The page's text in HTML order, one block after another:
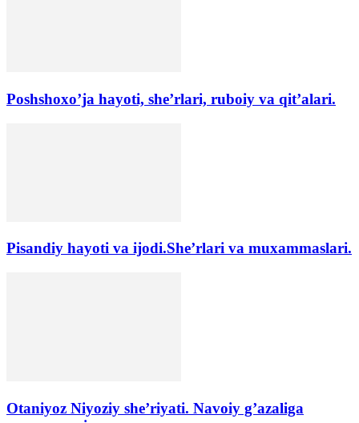
Poshshoxo’ja hayoti, she’rlari, ruboiy va qit’alari.
Pisandiy hayoti va ijodi.She’rlari va muxammaslari.
Otaniyoz Niyoziy she’riyati. Navoiy g’azaliga